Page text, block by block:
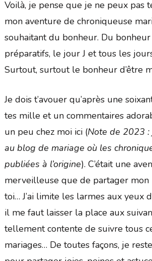
Voilà, je pense que je ne peux pas
mon aventure de chroniqueuse
souhaitant du bonheur. Du
préparatifs, le jour J et tous les
Surtout, surtout le bonheur d’être
Je dois t’avouer qu’après une
tes mille et un commentaires
un peu chez moi ici (Note de 2023 :
au blog de mariage où les
publiées à l’origine). C’était une
merveilleuse que de partager mon
toi… J’ai limite les larmes aux yeux
il me faut laisser la place aux
tellement contente de suivre tous
mariages… De toutes façons, je